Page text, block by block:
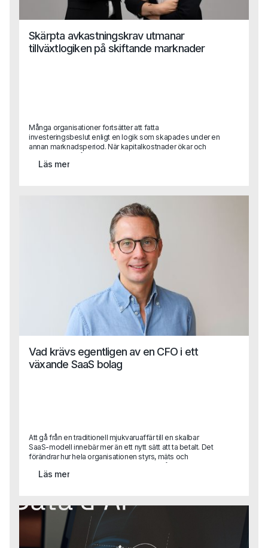
Skärpta avkastningskrav utmanar
tillväxtlogiken på skiftande marknader
Många organisationer fortsätter att fatta
investeringsbeslut enligt en logik som skapades under en
annan marknadsperiod. När kapitalkostnader ökar och
konkurrensen hårdnar blir konsekvensen ofta att tillväxt
inte längre leder till lönsamhet.
Läs mer
Vad krävs egentligen av en CFO i ett
växande SaaS bolag
Att gå från en traditionell mjukvaruaffär till en skalbar
SaaS-modell innebär mer än ett nytt sätt att ta betalt. Det
förändrar hur hela organisationen styrs, mäts och
prioriterar.För CFO innebär det ett skifte från klassisk
uppföljning till att bli en central affärspartner i tillväxtresan
på Stratsys, blev det tydligt att finansfunktionen kan spela
en avgörande roll i just den typen av transformation. I
intervjun delar han sina erfarenheter från arbetet med att
ställa om affären, bygga en mer datadriven organisation
och utveckla CFO-rollen i ett växande SaaS-bolag.
Läs mer